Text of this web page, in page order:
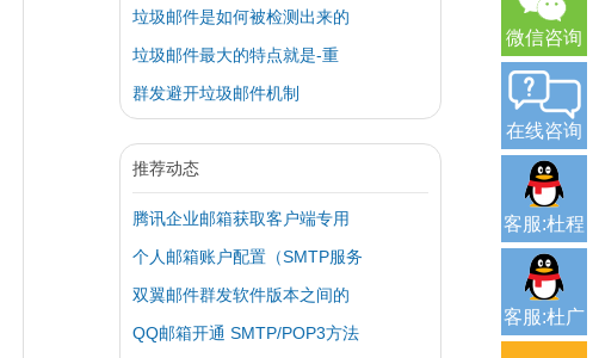
垃圾邮件是如何被检测出来的
垃圾邮件最大的特点就是-重
群发避开垃圾邮件机制
推荐动态
腾讯企业邮箱获取客户端专用
个人邮箱账户配置（SMTP服务
双翼邮件群发软件版本之间的
QQ邮箱开通 SMTP/POP3方法
微信咨询
在线咨询
客服:杜程
客服:杜广